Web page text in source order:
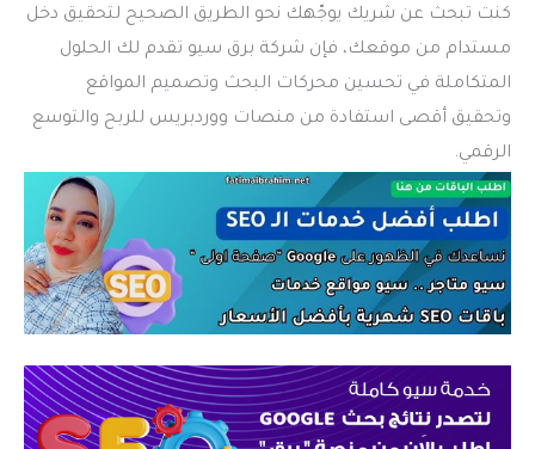
كنت تبحث عن شريك يوجّهك نحو الطريق الصحيح لتحقيق دخل
مستدام من موقعك، فإن شركة برق سيو تقدم لك الحلول
المتكاملة في تحسين محركات البحث وتصميم المواقع
وتحقيق أقصى استفادة من منصات ووردبريس للربح والتوسع
الرقمي.